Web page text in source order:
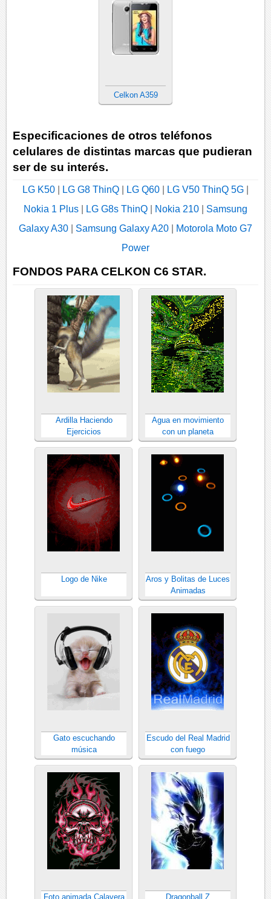
Celkon A359
Especificaciones de otros teléfonos
celulares de distintas marcas que pudieran
ser de su interés.
LG K50 LG G8 ThinQ LG Q60 LG V50 ThinQ 5G
Nokia 1 Plus
LG G8s ThinQ Nokia 210
Samsung
Galaxy A30
Samsung Galaxy A20
Motorola Moto G7
Power
FONDOS PARA CELKON C6 STAR.
Ardilla Haciendo
Ejercicios
Agua en movimiento
con un planeta
Logo de Nike
Aros y Bolitas de Luces
Animadas
Gato escuchando
música
Escudo del Real Madrid
con fuego
Foto animada Calavera Dragonball Z